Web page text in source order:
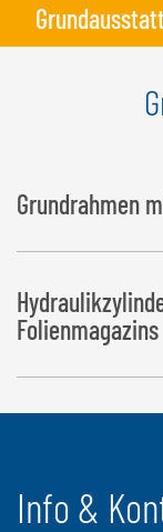
FRANÇAIS
Grundrahmen
Folienmagazins
Info &